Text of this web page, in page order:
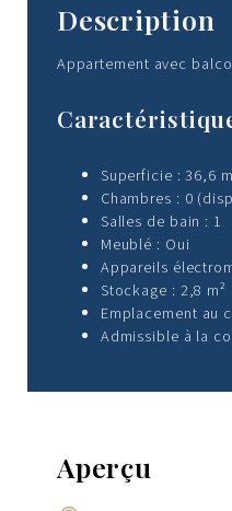
Description
Appartement avec
Superficie : 36,6
Chambres : 0
Salles de bain : 1
Meublé : Oui
Appareils
Stockage : 2,8 m²
Emplacement au
Admissible à la
Aperçu